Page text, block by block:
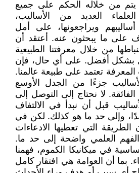
يتم من خلاله الحكم على جميع
العديد من الأساليب،
ويراجعونها، على أمل
على ما يبحثون عنه. أعتقد أن
من خلال معرفتنا الطبيعية
بشكل أفضل. على أي حال، فإن
تعتمد على طبيعة عالمنا.
جزءًا من الجدل الأوسع
لا نحتاج إلى التوصل إلى
قبل أن نبدأ في الالتفاف
وإلى حد ما هو كذلك. لكن في
الطريقة التي تعطيها الادعاءات
الفهم العلمي واضحة إلى حد ما.
في ميكانيكا الكموم، فهمنا
بما أن العوامة هي افتقار كامل